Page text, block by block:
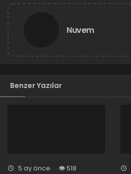
Nuvem
Benzer Yazılar
5 ay önce 518